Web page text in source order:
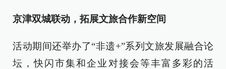
京津双城联动，拓展文旅合作新空间
活动期间还举办了“非遗+”系列文旅发展融合论
坛，快闪市集和企业对接会等丰富多彩的活